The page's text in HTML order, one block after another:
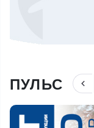
ПУЛЬС navigate_before